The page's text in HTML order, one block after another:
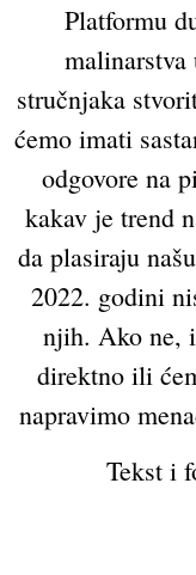
Platformu
stručnjaka
ćemo imati
odgovore na
kakav je trend
da plasiraju
2022. godini
njih. Ako ne,
direktno ili
napravimo
Tekst i